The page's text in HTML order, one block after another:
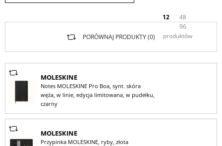
12
48
96
produktów
PORÓWNAJ PRODUKTY (0)
MOLESKINE
Notes MOLESKINE Pro Boa, synt. skóra
węża, w linie, edycja limitowana, w pudełku,
czarny
MOLESKINE
Przypinka MOLESKINE, ryby, złota